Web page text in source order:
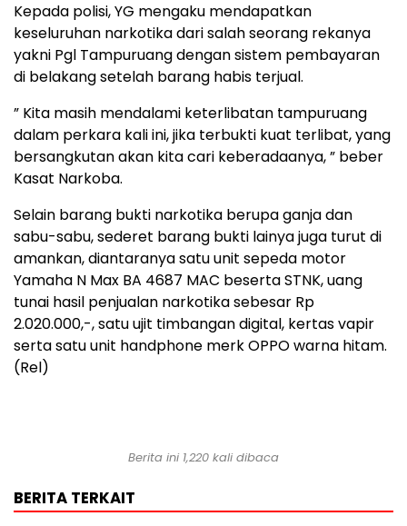
Kepada polisi, YG mengaku mendapatkan
keseluruhan narkotika dari salah seorang rekanya
yakni Pgl Tampuruang dengan sistem pembayaran
di belakang setelah barang habis terjual.
” Kita masih mendalami keterlibatan tampuruang
dalam perkara kali ini, jika terbukti kuat terlibat, yang
bersangkutan akan kita cari keberadaanya, ” beber
Kasat Narkoba.
Selain barang bukti narkotika berupa ganja dan
sabu-sabu, sederet barang bukti lainya juga turut di
amankan, diantaranya satu unit sepeda motor
Yamaha N Max BA 4687 MAC beserta STNK, uang
tunai hasil penjualan narkotika sebesar Rp
2.020.000,-, satu ujit timbangan digital, kertas vapir
serta satu unit handphone merk OPPO warna hitam.
(Rel)
Berita ini 1,220 kali dibaca
BERITA TERKAIT